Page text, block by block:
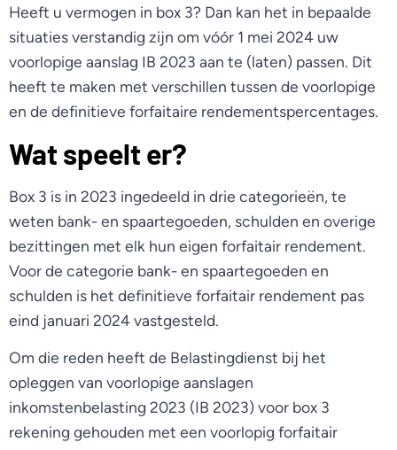
Heeft u vermogen in box 3? Dan kan het in bepaalde
situaties verstandig zijn om vóór 1 mei 2024 uw
voorlopige aanslag IB 2023 aan te (laten) passen. Dit
heeft te maken met verschillen tussen de voorlopige
en de definitieve forfaitaire rendementspercentages.
Wat speelt er?
Box 3 is in 2023 ingedeeld in drie categorieën, te
weten bank- en spaartegoeden, schulden en overige
bezittingen met elk hun eigen forfaitair rendement.
Voor de categorie bank- en spaartegoeden en
schulden is het definitieve forfaitair rendement pas
eind januari 2024 vastgesteld.
Om die reden heeft de Belastingdienst bij het
opleggen van voorlopige aanslagen
inkomstenbelasting 2023 (IB 2023) voor box 3
rekening gehouden met een voorlopig forfaitair